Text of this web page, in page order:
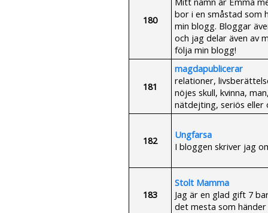
180
bor i en småstad som
min blogg. Bloggar
och jag delar även av
följa min blogg!
181
magdapublicerar
relationer,
nöjes skull, kvinna,
nätdejting, seriös eller
182
Ungfarsa
I bloggen skriver jag
183
Stolt Mamma
Jag är en glad gift 7
det mesta som